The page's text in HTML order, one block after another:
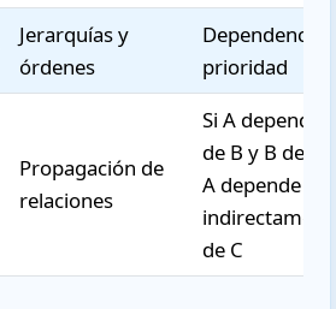
Jerarquías y
órdenes
Dependencia
prioridad
Propagación de
relaciones
Si A depende
de B y B de C,
A depende
de C